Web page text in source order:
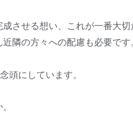
させる想い、これが一番大
隣の方々への配慮も必要です
頭にしています。